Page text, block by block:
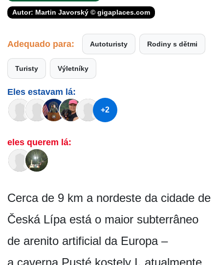
Autor: Martin Javorský © gigaplaces.com
Adequado para: Autoturisty Rodiny s dětmi
Turisty Výletníky
Eles estavam lá:
+2
eles querem lá:
Cerca de 9 km a nordeste da cidade de
Česká Lípa está o maior subterrâneo
de arenito artificial da Europa –